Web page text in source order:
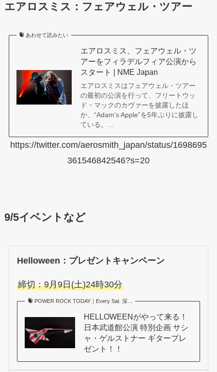
エアロスミス：フェアウェル・ツアー
あわせて読みたい
エアロスミス、フェアウェル・ツ
アーをフィラデルフィア公演から
スタート | NME Japan
エアロスミスはフェアウェル・ツアー
の最初の公演を行って、フリートウッ
ド・マックのカヴァーを披露したほ
か、“Adam’s Apple”を5年ぶりに披露し
ている。…
https://twitter.com/aerosmith_japan/status/1698695
361546842546?s=20
9/5イベントなど
Helloween：プレゼントキャンペーン
締切：9月9日(土)24時30分
POWER ROCK TODAY｜Every Sat. 深…
HELLOWEENがやって来る！
日本武道館公演 特別企画 サシ
ャ・ゲルストナー ギタープレ
ゼント！！